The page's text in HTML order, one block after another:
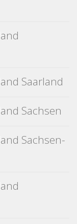
Saarland
Sachsen
Sachsen-